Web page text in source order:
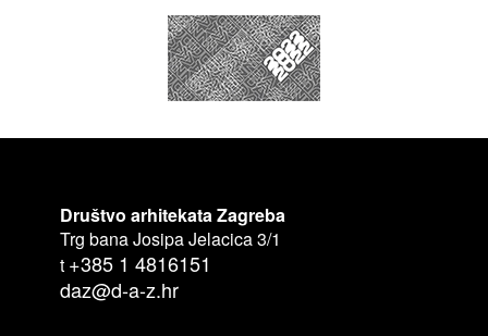
Društvo arhitekata Zagreba
Trg bana Josipa Jelacica 3/1
t +385 1 4816151
daz@d-a-z.hr